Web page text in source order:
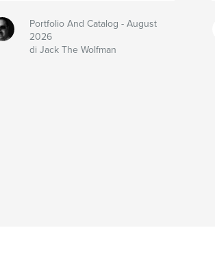
Portfolio And Catalog - August
2026
di Jack The Wolfman